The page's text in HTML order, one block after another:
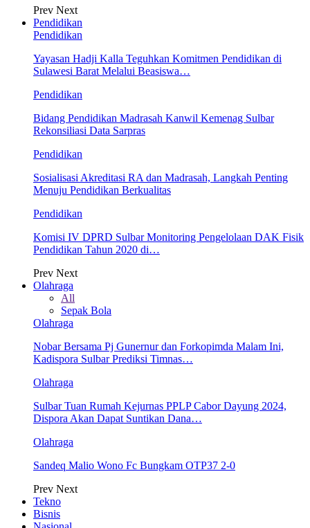
Prev Next
Pendidikan
Pendidikan
Yayasan Hadji Kalla Teguhkan Komitmen Pendidikan di
Sulawesi Barat Melalui Beasiswa…
Pendidikan
Bidang Pendidikan Madrasah Kanwil Kemenag Sulbar
Rekonsiliasi Data Sarpras
Pendidikan
Sosialisasi Akreditasi RA dan Madrasah, Langkah Penting
Menuju Pendidikan Berkualitas
Pendidikan
Komisi IV DPRD Sulbar Monitoring Pengelolaan DAK Fisik
Pendidikan Tahun 2020 di…
Prev Next
Olahraga
All
Sepak Bola
Olahraga
Nobar Bersama Pj Gunernur dan Forkopimda Malam Ini,
Kadispora Sulbar Prediksi Timnas…
Olahraga
Sulbar Tuan Rumah Kejurnas PPLP Cabor Dayung 2024,
Dispora Akan Dapat Suntikan Dana…
Olahraga
Sandeq Malio Wono Fc Bungkam OTP37 2-0
Prev Next
Tekno
Bisnis